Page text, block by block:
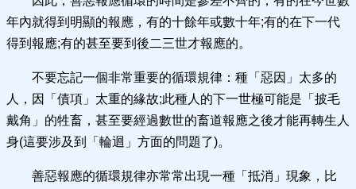
年內就得到明顯的報應，有的十餘年或數十年;有的在下一代
得到報應;有的甚至要到後二三世才報應的。
不要忘記一個非常重要的循環規律：種「惡因」太多的
人，因「債項」太重的緣故;此種人的下一世極可能是「披毛
戴角」的牲畜，甚至要經過數世的畜道報應之後才能再轉生人
身(這要涉及到「輪迴」方面的問題了)。
善惡報應的循環規律亦常常出現一種「抵消」現象，比